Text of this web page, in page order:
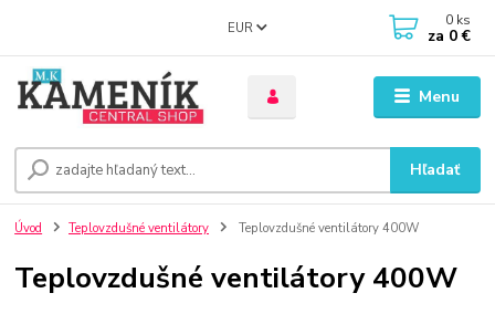
Menu
EUR
Hľadať
0 ks
za 0 €
Úvod Teplovzdušné ventilátory Teplovzdušné ventilátory 400W
Teplovzdušné ventilátory 400W